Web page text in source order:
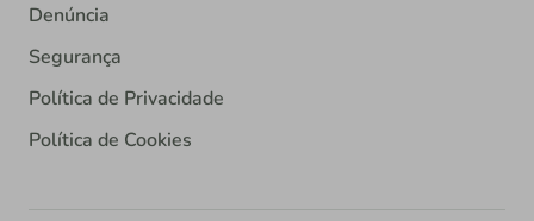
Denúncia
Segurança
Política de Privacidade
Política de Cookies